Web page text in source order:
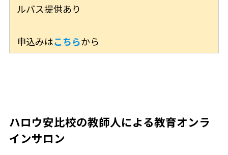
ルバス提供あり
申込みはこちらから
ハロウ安比校の教師人による教育オンラ
インサロン